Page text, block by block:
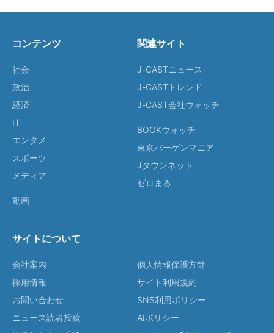
コンテンツ
社会
政治
経済
IT
エンタメ
スポーツ
メディア
動画
関連サイト
J-CASTニュース
J-CASTトレンド
J-CAST会社ウォッチ
BOOKウォッチ
東京バーゲンマニア
Jタウンネット
ゼロまる
サイトについて
会社案内
採用情報
お問い合わせ
ニュース読者投稿
個人情報保護方針
サイト利用規約
SNS利用ポリシー
AIポリシー